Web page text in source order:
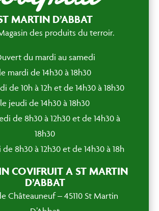
MARTIN D’ABBAT
des produits du terroir.
du mardi au samedi
le mardi de 14h30 à 18h30
de 10h à 12h et de 14h30 à 18h30
le jeudi de 14h30 à 18h30
de 8h30 à 12h30 et de 14h30 à
18h30
8h30 à 12h30 et de 14h30 à 18h
COVIFRUIT A ST MARTIN
D’ABBAT
Châteauneuf – 45110 St Martin